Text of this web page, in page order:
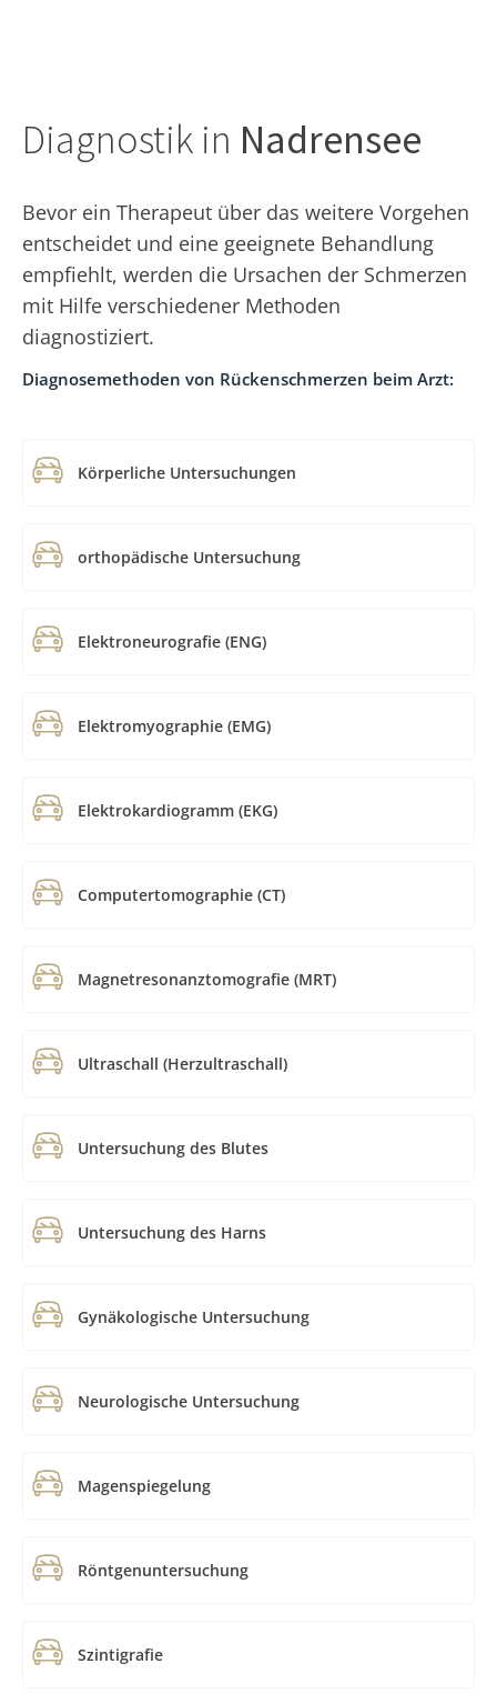
Diagnostik in Nadrensee
Bevor ein Therapeut über das weitere Vorgehen
entscheidet und eine geeignete Behandlung
empfiehlt, werden die Ursachen der Schmerzen
mit Hilfe verschiedener Methoden
diagnostiziert.
Diagnosemethoden von Rückenschmerzen beim Arzt:
Körperliche Untersuchungen
orthopädische Untersuchung
Elektroneurografie (ENG)
Elektromyographie (EMG)
Elektrokardiogramm (EKG)
Computertomographie (CT)
Magnetresonanztomografie (MRT)
Ultraschall (Herzultraschall)
Untersuchung des Blutes
Untersuchung des Harns
Gynäkologische Untersuchung
Neurologische Untersuchung
Magenspiegelung
Röntgenuntersuchung
Szintigrafie